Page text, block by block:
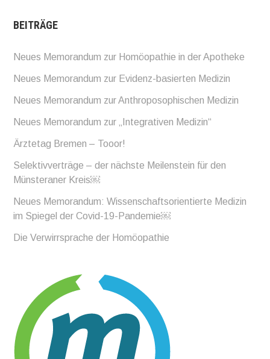
BEITRÄGE
Neues Memorandum zur Homöopathie in der Apotheke
Neues Memorandum zur Evidenz-basierten Medizin
Neues Memorandum zur Anthroposophischen Medizin
Neues Memorandum zur „Integrativen Medizin“
Ärztetag Bremen – Tooor!
Selektivverträge – der nächste Meilenstein für den
Münsteraner Kreis￼
Neues Memorandum: Wissenschaftsorientierte Medizin
im Spiegel der Covid-19-Pandemie￼
Die Verwirrsprache der Homöopathie